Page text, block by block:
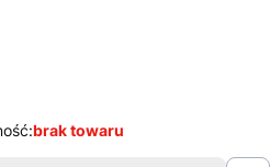
brak towaru